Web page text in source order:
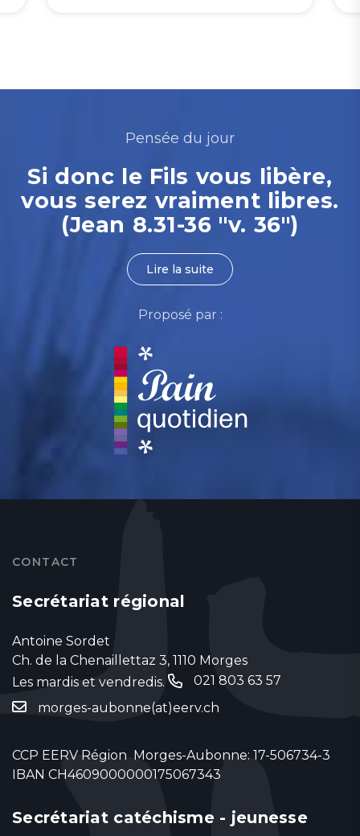
Pensée du jour
Si donc le Fils vous libère,
vous serez vraiment libres.
(Jean 8.31-36 "v. 36")
Lire la suite
Proposé par :
CONTACT
Secrétariat régional
Antoine Sordet
Ch. de la Chenaillettaz 3, 1110 Morges
Les mardis et vendredis.
021 803 63 57
morges-aubonne(at)eerv.ch
CCP EERV Région Morges-Aubonne: 17-506734-3
IBAN CH4609000000175067343
Secrétariat catéchisme - jeunesse